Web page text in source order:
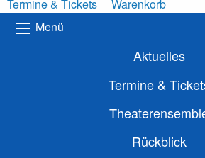
Termine & Tickets
Warenkorb
Menü
Aktuelles
Termine &
Rückblick